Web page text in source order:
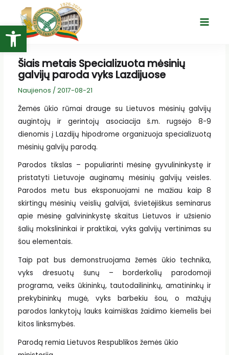
Open toolbar
turinio
Main
Šiais metais Specializuota mėsinių
galvijų paroda vyks Lazdijuose
Naujienos / 2017-08-21
Žemės ūkio rūmai drauge su Lietuvos mėsinių galvijų
augintojų ir gerintojų asociacija š.m. rugsėjo 8-9
dienomis į Lazdijų hipodrome organizuoja specializuotą
mėsinių galvijų parodą.
Parodos tikslas – populiarinti mėsinę gyvulininkystę ir
pristatyti Lietuvoje auginamų mėsinių galvijų veisles.
Parodos metu bus eksponuojami ne mažiau kaip 8
skirtingų mėsinių veislių galvijai, švietėjiškus seminarus
apie mėsinę galvininkystę skaitus Lietuvos ir užsienio
šalių mokslininkai ir praktikai, vyks galvijų vertinimas su
šou elementais.
Taip pat bus demonstruojama žemės ūkio technika,
vyks dresuotų šunų – borderkolių parodomoji
programa, veiks ūkininkų, tautodailininkų, amatininkų ir
prekybininkų mugė, vyks barbekiu šou, o mažųjų
parodos lankytojų lauks kaimiškas žaidimo kiemelis bei
kitos linksmybės.
Parodą remia Lietuvos Respublikos žemės ūkio